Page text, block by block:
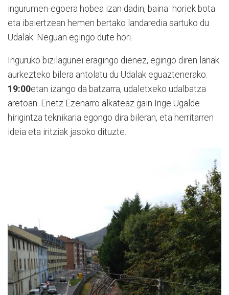
ingurumen-egoera hobea izan dadin, baina horiek bota
eta ibaiertzean hemen bertako landaredia sartuko du
Udalak. Neguan egingo dute hori.
Inguruko bizilagunei eragingo dienez, egingo diren lanak
aurkezteko bilera antolatu du Udalak eguaztenerako.
19:00etan izango da batzarra, udaletxeko udalbatza
aretoan. Enetz Ezenarro alkateaz gain Inge Ugalde
hirigintza teknikaria egongo dira bileran, eta herritarren
ideia eta iritziak jasoko dituzte.